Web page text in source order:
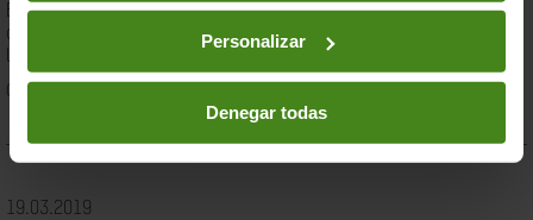
Personalizar
Denegar todas
En el marc de la lluita contra la desigualtat, Oxfam Intermón ha
desenvolupat una eina d'anàlisi estructural de les causes de
la...
Ciutadania- Governabilitat i Drets Humans
19.03.2019